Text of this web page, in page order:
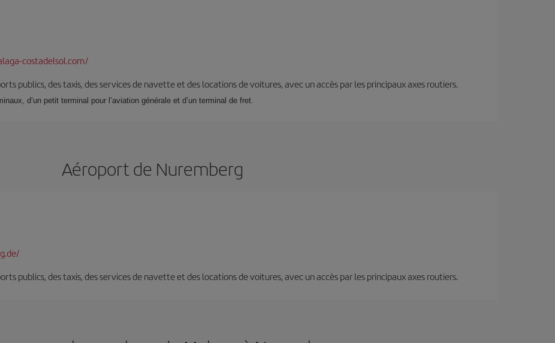
costadelsol.com/
publics, des taxis, des services de navette et des locations de voitures, avec un accès par les principaux axes routiers.
d’un petit terminal pour l’aviation générale et d’un terminal de fret.
Aéroport de Nuremberg
publics, des taxis, des services de navette et des locations de voitures, avec un accès par les principaux axes routiers.